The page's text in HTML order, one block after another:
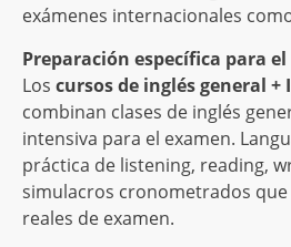
exámenes internacionales como
Preparación específica para el
Los cursos de inglés general +
combinan clases de inglés
intensiva para el examen.
práctica de listening, reading,
simulacros cronometrados
reales de examen.